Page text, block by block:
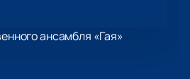
ансамбля «Гая»